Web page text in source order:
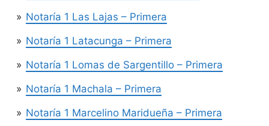
Notaría 1 Las Lajas – Primera
Notaría 1 Latacunga – Primera
Notaría 1 Lomas de Sargentillo – Primera
Notaría 1 Machala – Primera
Notaría 1 Marcelino Maridueña – Primera